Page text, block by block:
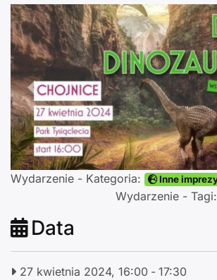
Poprzednie
Wydarzenie - Kategoria: Inne
Wydarzenie -
Data
27 kwietnia 2024, 16:00 - 17:30